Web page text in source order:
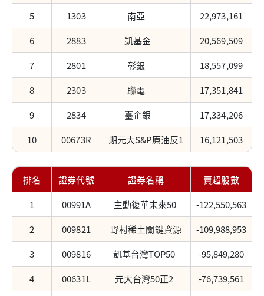
5
1303 南亞
22,973,161
6
2883 凱基金
20,569,509
7
2801 彰銀
18,557,099
8
2303 聯電
17,351,841
9
2834 臺企銀
17,334,206
10
00673R 期元大S&P原油反1 16,121,503
排名 證券代號 證券名稱
賣超股數
1
00991A 主動復華未來50
-122,550,563
2
009821 野村稀土關鍵資源
-109,988,953
3
009816 凱基台灣TOP50
-95,849,280
4
00631L 元大台灣50正2
-76,739,561